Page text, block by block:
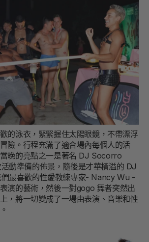
的泳衣，緊緊握住太陽眼鏡，不帶漂浮
險。行程充滿了適合場內每個人的活
晚的亮點之一是著名 DJ Socorro
動準備的佈景，隨後是才華橫溢的 DJ
最喜歡的性愛教練專家- Nancy Wu -
演的藝術，然後一對gogo 舞者突然出
，將一切變成了一場由表演、音樂和性